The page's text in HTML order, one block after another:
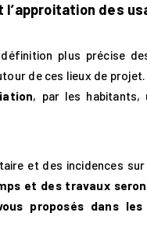
des
plus précise
de ces lieux de projet.
, par les habitants,
et des incidences
et des travaux
proposés dans